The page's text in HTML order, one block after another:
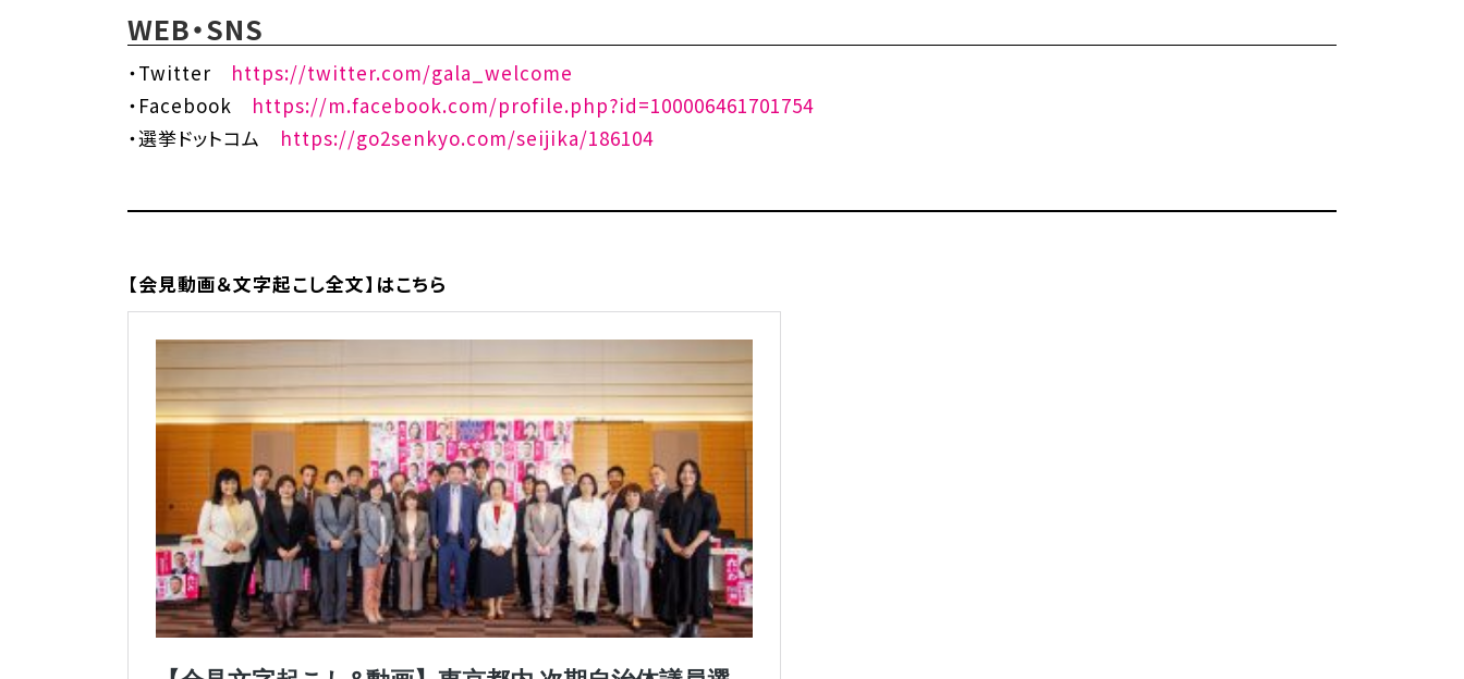
WEB・SNS
・Twitter https://twitter.com/gala_welcome
・Facebook https://m.facebook.com/profile.php?id=100006461701754
・選挙ドットコム https://go2senkyo.com/seijika/186104
【会見動画＆文字起こし全文】はこちら